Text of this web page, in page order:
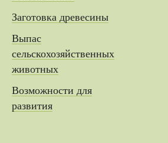
Заготовка древесины
Выпас
сельскохозяйственных
животных
Возможности для
развития